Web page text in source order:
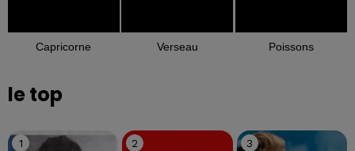
Capricorne Verseau Poissons
le top
1 2 3